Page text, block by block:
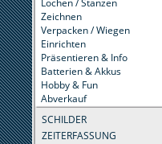
Lochen / Stanzen
Zeichnen
Verpacken / Wiegen
Einrichten
Präsentieren & Info
Batterien & Akkus
Hobby & Fun
Abverkauf
SCHILDER
ZEITERFASSUNG